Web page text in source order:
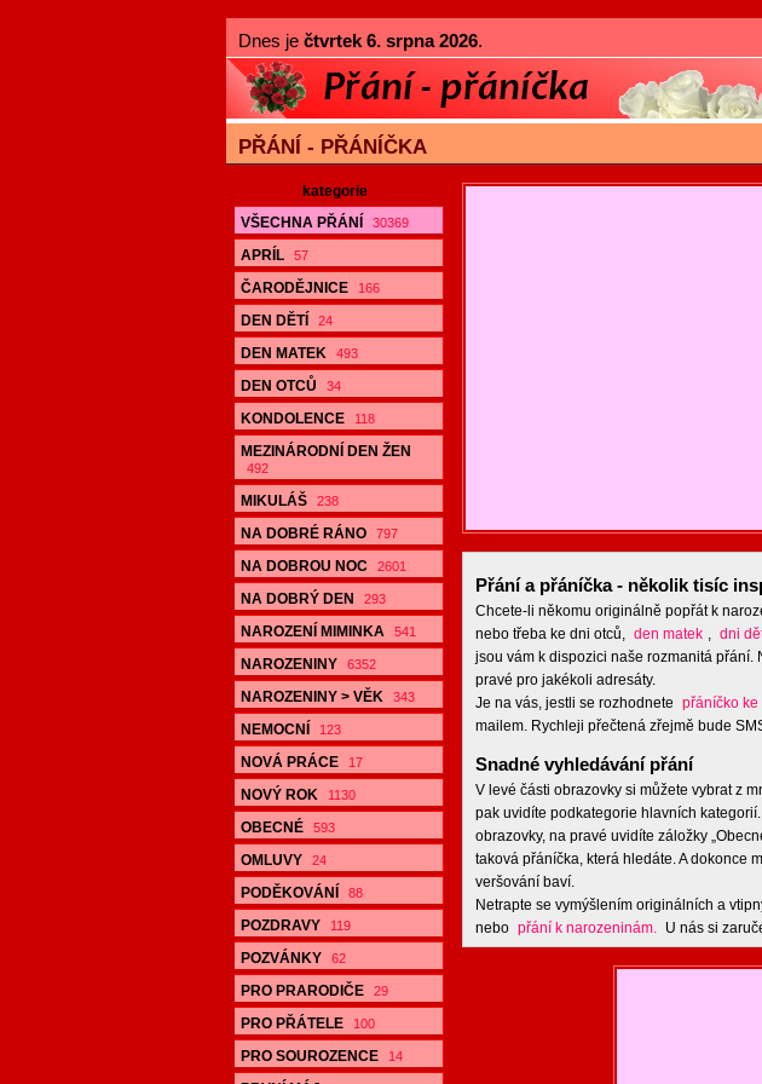
Dnes je čtvrtek 6. srpna 2026.
PŘÁNÍ - PŘÁNÍČKA
kategorie
VŠECHNA PŘÁNÍ
30369
APRÍL 57
ČARODĚJNICE 166
DEN DĚTÍ 24
DEN MATEK 493
DEN OTCŮ 34
KONDOLENCE 118
MEZINÁRODNÍ DEN ŽEN
492
MIKULÁŠ 238
NA DOBRÉ RÁNO 797
NA DOBROU NOC 2601
NA DOBRÝ DEN 293
NAROZENÍ MIMINKA 541
NAROZENINY 6352
NAROZENINY > VĚK 343
NEMOCNÍ 123
NOVÁ PRÁCE 17
NOVÝ ROK 1130
OBECNÉ 593
OMLUVY 24
PODĚKOVÁNÍ 88
POZDRAVY 119
POZVÁNKY 62
PRO PRARODIČE 29
PRO PŘÁTELE 100
PRO SOUROZENCE 14
Přání a přáníčka - několik tisíc
Chcete-li někomu originálně popřát k
nebo třeba ke dni otců, den matek , dni
jsou vám k dispozici naše rozmanitá přání.
pravé pro jakékoli adresáty.
Je na vás, jestli se rozhodnete přáníčko ke
mailem. Rychleji přečtená zřejmě bude
Snadné vyhledávání přání
V levé části obrazovky si můžete vybrat z
pak uvidíte podkategorie hlavních
obrazovky, na pravé uvidíte záložky
taková přáníčka, která hledáte. A dokonce
veršování baví.
Netrapte se vymýšlením originálních a
nebo přání k narozeninám. U nás si